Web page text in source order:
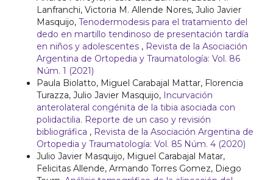
Lanfranchi, Victoria M. Allende Nores, Julio Javier
Masquijo, Tenodermodesis para el tratamiento del
dedo en martillo tendinoso de presentación tardía
en niños y adolescentes , Revista de la Asociación
Argentina de Ortopedia y Traumatología: Vol. 86
Núm. 1 (2021)
Paula Biolatto, Miguel Carabajal Mattar, Florencia
Turazza, Julio Javier Masquijo, Incurvación
anterolateral congénita de la tibia asociada con
polidactilia. Reporte de un caso y revisión
bibliográfica , Revista de la Asociación Argentina de
Ortopedia y Traumatología: Vol. 85 Núm. 4 (2020)
Julio Javier Masquijo, Miguel Carabajal Matar,
Felicitas Allende, Armando Torres Gomez, Diego